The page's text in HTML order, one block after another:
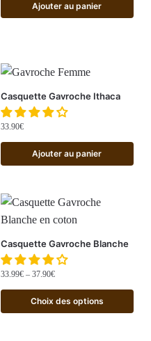
Ajouter au panier
Casquette Gavroche Ithaca
33.90€
Ajouter au panier
Casquette Gavroche Blanche
33.99€– 37.90€
Choix des options